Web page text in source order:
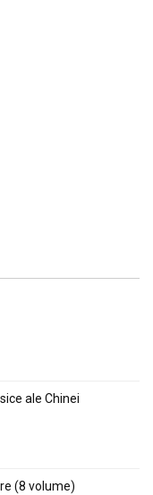
ale Chinei
(8 volume)